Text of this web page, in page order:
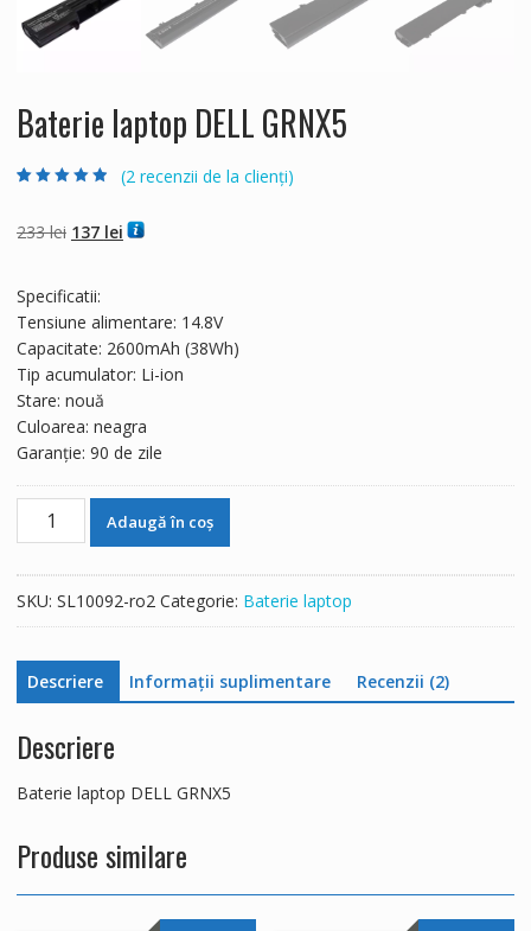
Baterie laptop DELL GRNX5
baza a
evaluări
de la clienți
(2 recenzii de la clienți)
233lei Prețul
fost:
233 lei.
137 leiPrețul
Specificatii:
Tensiune alimentare: 14.8V
Capacitate: 2600mAh (38Wh)
Tip acumulator: Li-ion
Stare: nouă
Culoarea: neagra
Garanție: 90 de zile
Cantitate
GRNX5
Adaugă în coș
SKU: SL10092-ro2 Categorie: Baterie laptop
Descriere Informații suplimentare Recenzii (2)
Descriere
Baterie laptop DELL GRNX5
Produse similare